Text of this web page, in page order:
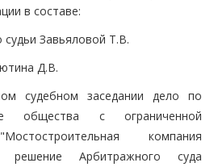
в составе:
Завьяловой Т.В.
Д.В.
судебном заседании дело по
общества с ограниченной
компания
решение Арбитражного суда